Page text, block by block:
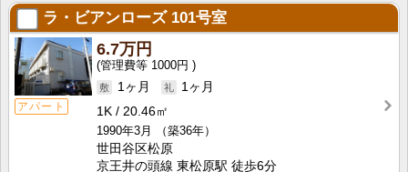
ラ・ビアンローズ101号室
アパート
6.7万円
1000円
1ヶ月
1ヶ月
1K
20.46㎡
1990年3月
（築36年）
世田谷区松原
京王井の頭線 東松原駅 徒歩6分